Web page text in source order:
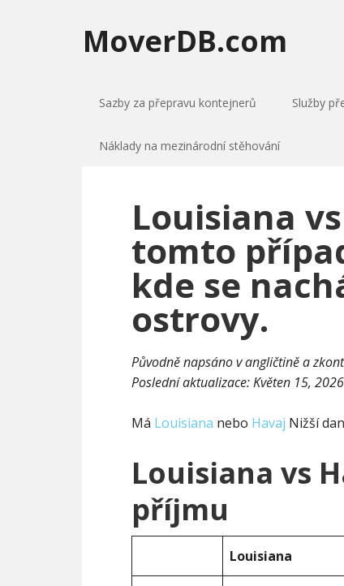
MoverDB.com
Sazby za přepravu kontejnerů Služby
Náklady na mezinárodní stěhování
Louisiana
tomto
kde se
ostrovy.
Původně napsáno v angličtině a
Poslední aktualizace:Květen 15, 2026
Má Louisiana nebo Havaj Nižší
Louisiana vs
příjmu
Louisiana